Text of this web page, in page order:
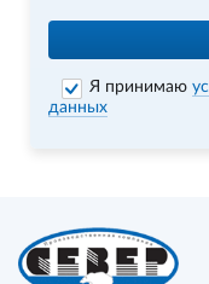
Я принимаю
данных